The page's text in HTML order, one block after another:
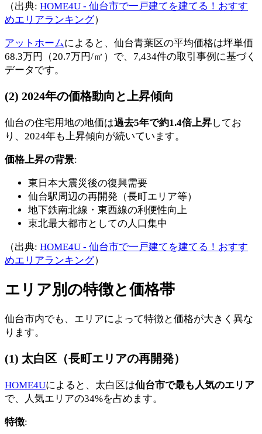
（出典: HOME4U - 仙台市で一戸建てを建てる！おすす
めエリアランキング）
アットホームによると、仙台青葉区の平均価格は坪単価
68.3万円（20.7万円/㎡）で、7,434件の取引事例に基づく
データです。
(2) 2024年の価格動向と上昇傾向
仙台の住宅用地の地価は過去5年で約1.4倍上昇してお
り、2024年も上昇傾向が続いています。
価格上昇の背景:
東日本大震災後の復興需要
仙台駅周辺の再開発（長町エリア等）
地下鉄南北線・東西線の利便性向上
東北最大都市としての人口集中
（出典: HOME4U - 仙台市で一戸建てを建てる！おすす
めエリアランキング）
エリア別の特徴と価格帯
仙台市内でも、エリアによって特徴と価格が大きく異な
ります。
(1) 太白区（長町エリアの再開発）
HOME4Uによると、太白区は仙台市で最も人気のエリア
で、人気エリアの34%を占めます。
特徴: